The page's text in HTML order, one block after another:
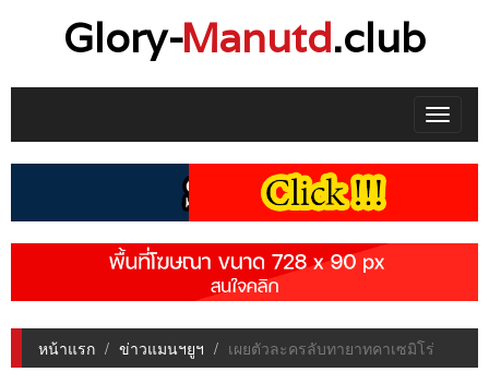
Glory-Manutd.club
Toggle
หน้าแรก ข่าวแมนฯยูฯ เผยตัวละครลับทายาทคาเซมิโร่